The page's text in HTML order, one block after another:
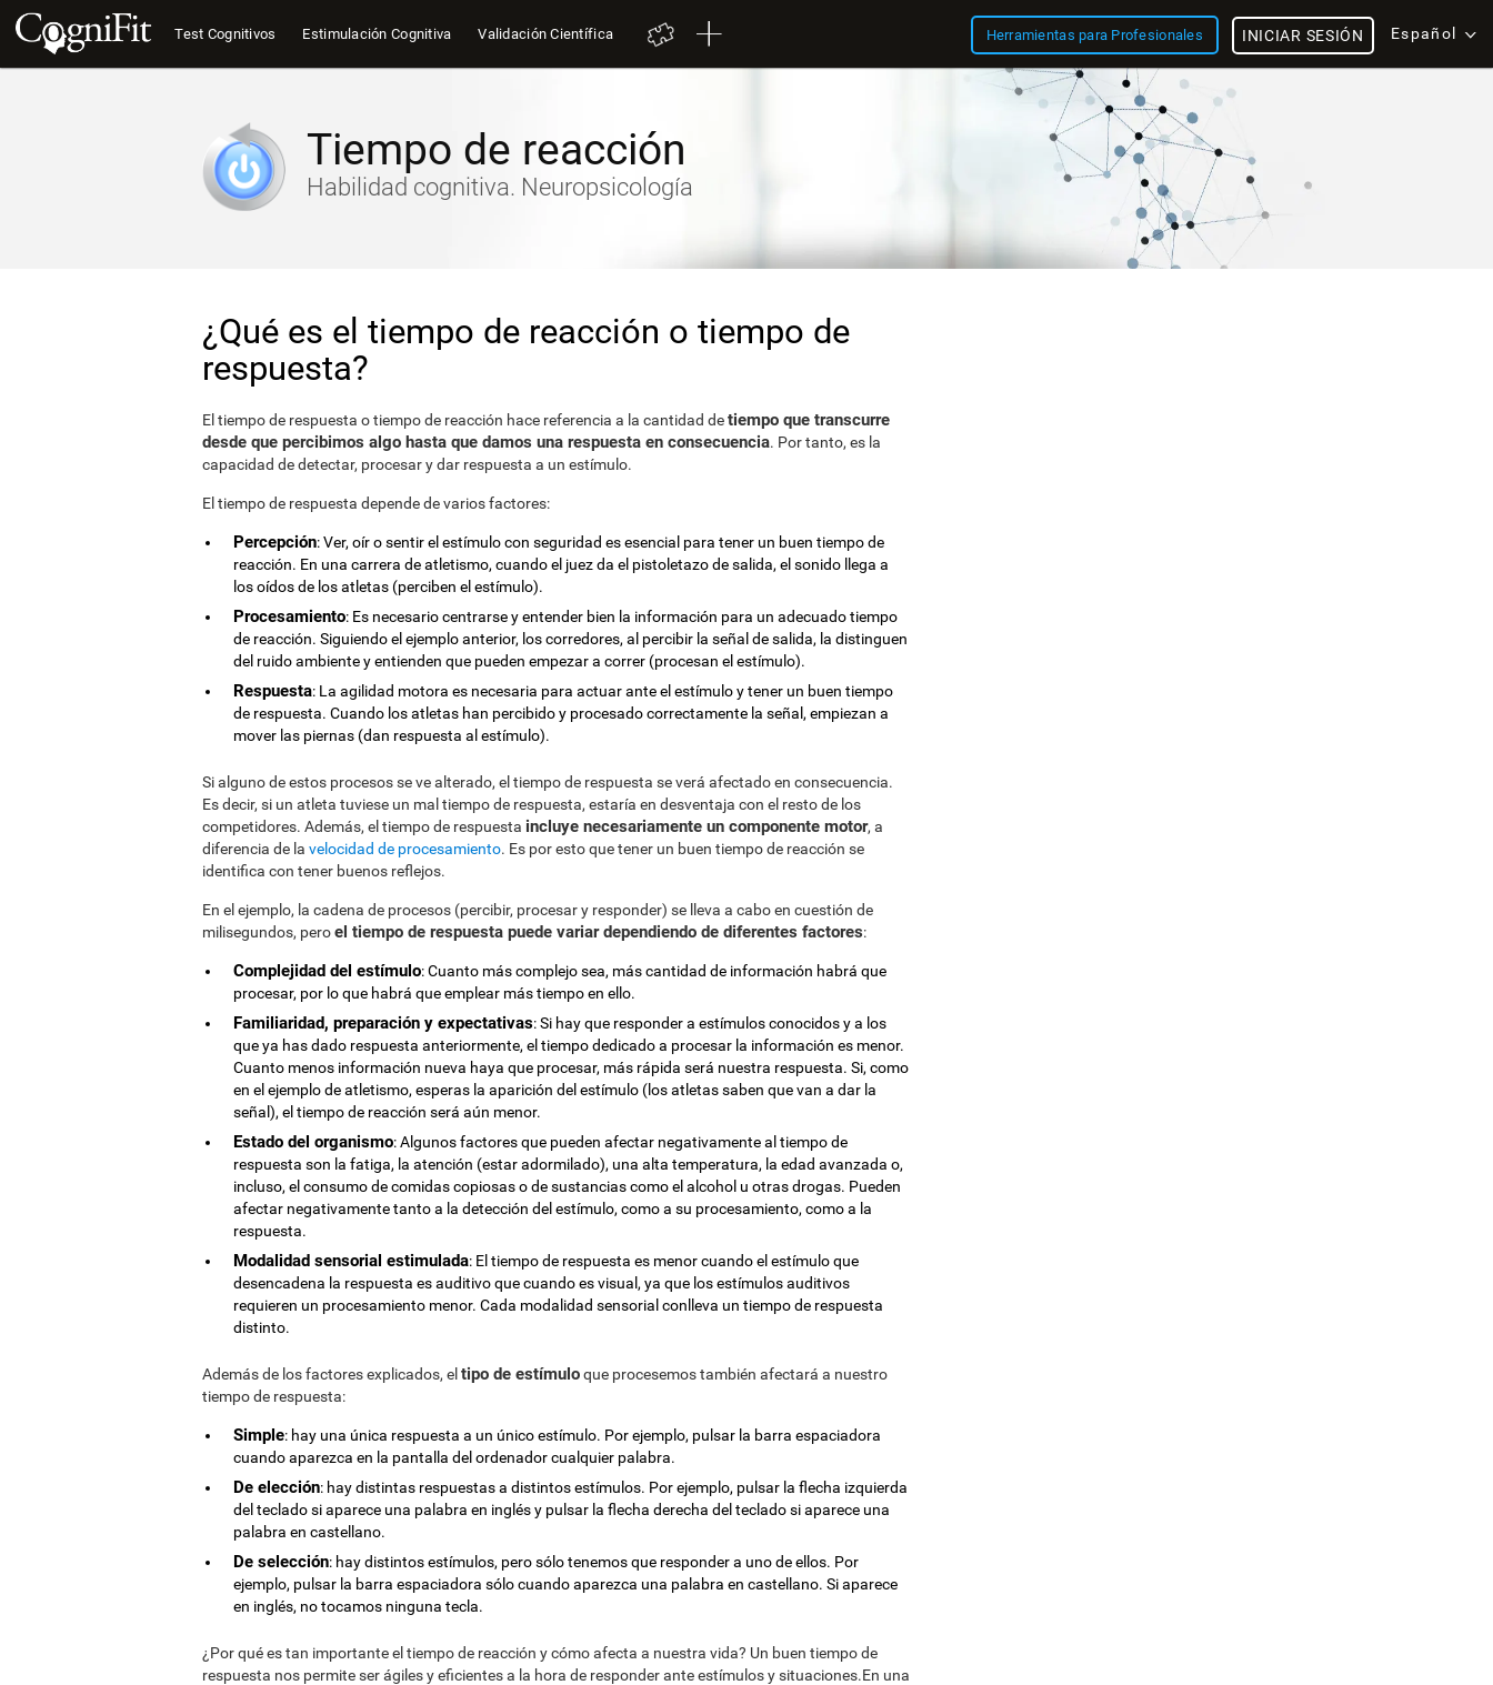
Test Cognitivos Estimulación Cognitiva Validación Científica Herramientas para Profesionales Español
INICIAR SESIÓN
Tiempo de reacción
Habilidad cognitiva. Neuropsicología
¿Qué es el tiempo de reacción o tiempo de
respuesta?
El tiempo de respuesta o tiempo de reacción hace referencia a la cantidad detiempo que transcurre
desde que percibimos algo hasta que damos una respuesta en consecuencia. Por tanto, es la
capacidad de detectar, procesar y dar respuesta a un estímulo.
El tiempo de respuesta depende de varios factores:
Percepción: Ver, oír o sentir el estímulo con seguridad es esencial para tener un buen tiempo de
reacción. En una carrera de atletismo, cuando el juez da el pistoletazo de salida, el sonido llega a
los oídos de los atletas (perciben el estímulo).
Procesamiento: Es necesario centrarse y entender bien la información para un adecuado tiempo
de reacción. Siguiendo el ejemplo anterior, los corredores, al percibir la señal de salida, la distinguen
del ruido ambiente y entienden que pueden empezar a correr (procesan el estímulo).
Respuesta: La agilidad motora es necesaria para actuar ante el estímulo y tener un buen tiempo
de respuesta. Cuando los atletas han percibido y procesado correctamente la señal, empiezan a
mover las piernas (dan respuesta al estímulo).
Si alguno de estos procesos se ve alterado, el tiempo de respuesta se verá afectado en consecuencia.
Es decir, si un atleta tuviese un mal tiempo de respuesta, estaría en desventaja con el resto de los
competidores. Además, el tiempo de respuesta incluye necesariamente un componente motor, a
diferencia de la velocidad de procesamiento. Es por esto que tener un buen tiempo de reacción se
identifica con tener buenos reflejos.
En el ejemplo, la cadena de procesos (percibir, procesar y responder) se lleva a cabo en cuestión de
milisegundos, peroel tiempo de respuesta puede variar dependiendo de diferentes factores:
Complejidad del estímulo: Cuanto más complejo sea, más cantidad de información habrá que
procesar, por lo que habrá que emplear más tiempo en ello.
Familiaridad, preparación y expectativas: Si hay que responder a estímulos conocidos y a los
que ya has dado respuesta anteriormente, el tiempo dedicado a procesar la información es menor.
Cuanto menos información nueva haya que procesar, más rápida será nuestra respuesta. Si, como
en el ejemplo de atletismo, esperas la aparición del estímulo (los atletas saben que van a dar la
señal), el tiempo de reacción será aún menor.
Estado del organismo: Algunos factores que pueden afectar negativamente al tiempo de
respuesta son la fatiga, la atención (estar adormilado), una alta temperatura, la edad avanzada o,
incluso, el consumo de comidas copiosas o de sustancias como el alcohol u otras drogas. Pueden
afectar negativamente tanto a la detección del estímulo, como a su procesamiento, como a la
respuesta.
Modalidad sensorial estimulada: El tiempo de respuesta es menor cuando el estímulo que
desencadena la respuesta es auditivo que cuando es visual, ya que los estímulos auditivos
requieren un procesamiento menor. Cada modalidad sensorial conlleva un tiempo de respuesta
distinto.
Además de los factores explicados, el tipo de estímuloque procesemos también afectará a nuestro
tiempo de respuesta:
Simple: hay una única respuesta a un único estímulo. Por ejemplo, pulsar la barra espaciadora
cuando aparezca en la pantalla del ordenador cualquier palabra.
De elección: hay distintas respuestas a distintos estímulos. Por ejemplo, pulsar la flecha izquierda
del teclado si aparece una palabra en inglés y pulsar la flecha derecha del teclado si aparece una
palabra en castellano.
De selección: hay distintos estímulos, pero sólo tenemos que responder a uno de ellos. Por
ejemplo, pulsar la barra espaciadora sólo cuando aparezca una palabra en castellano. Si aparece
en inglés, no tocamos ninguna tecla.
¿Por qué es tan importante el tiempo de reacción y cómo afecta a nuestra vida? Un buen tiempo de
respuesta nos permite ser ágiles y eficientes a la hora de responder ante estímulos y situaciones.En una